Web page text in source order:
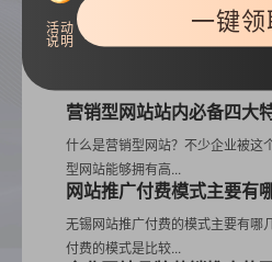
热门推荐
营销型网站站内必备四大
什么是营销型网站？不少企业被这
型网站能够拥有高...
网站推广付费模式主要有
无锡网站推广付费的模式主要有哪
付费的模式是比较...
活动
说明
一键领